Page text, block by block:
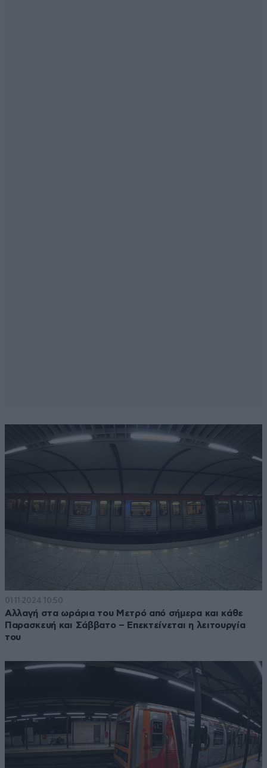
01·11·2024 10:50
Αλλαγή στα ωράρια του Μετρό από σήμερα και κάθε
Παρασκευή και Σάββατο – Επεκτείνεται η λειτουργία
του